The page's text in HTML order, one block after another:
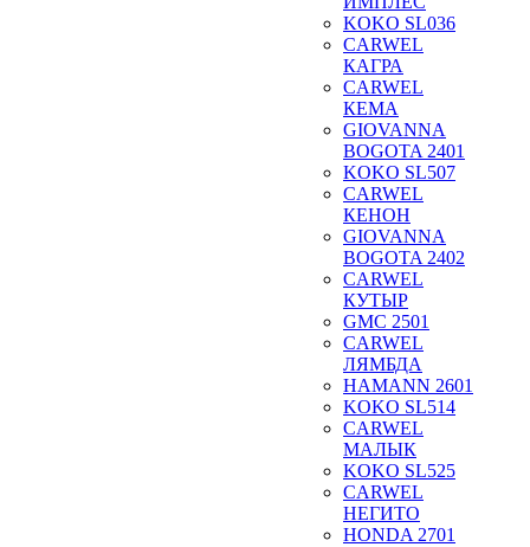
KOKO SL036
CARWEL
КАГРА
CARWEL
КЕМА
GIOVANNA
BOGOTA 2401
KOKO SL507
CARWEL
КЕНОН
GIOVANNA
BOGOTA 2402
CARWEL
КУТЫР
GMC 2501
CARWEL
ЛЯМБДА
HAMANN 2601
KOKO SL514
CARWEL
МАЛЫК
KOKO SL525
CARWEL
НЕГИТО
HONDA 2701